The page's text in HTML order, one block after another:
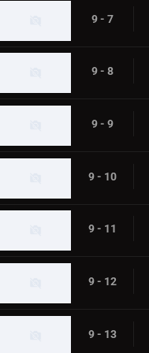
9 - 7
9 - 8
9 - 9
9 - 10
9 - 11
9 - 12
9 - 13